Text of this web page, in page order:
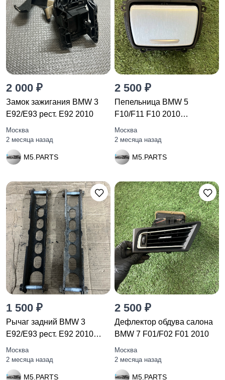
2 000 ₽
Замок зажигания BMW 3
E92/E93 рест. E92 2010
Москва
2 месяца назад
M5.PARTS
2 500 ₽
Пепельница BMW 5
F10/F11 F10 2010
51169206347
Москва
2 месяца назад
M5.PARTS
1 500 ₽
Рычаг задний BMW 3
E92/E93 рест. E92 2010
2406291
Москва
2 месяца назад
M5.PARTS
2 500 ₽
Дефлектор обдува салона
BMW 7 F01/F02 F01 2010
Москва
2 месяца назад
M5.PARTS